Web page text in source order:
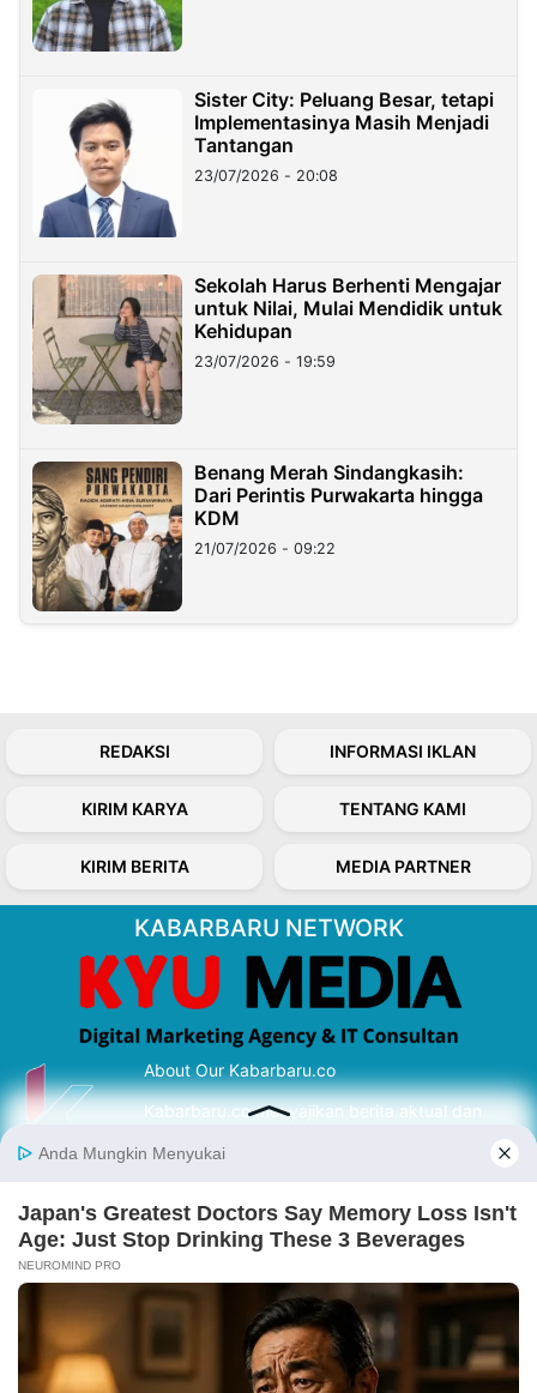
Sister City: Peluang Besar, tetapi
Implementasinya Masih Menjadi
Tantangan
23/07/2026 - 20:08
Sekolah Harus Berhenti Mengajar
untuk Nilai, Mulai Mendidik untuk
Kehidupan
23/07/2026 - 19:59
Benang Merah Sindangkasih:
Dari Perintis Purwakarta hingga
KDM
21/07/2026 - 09:22
REDAKSI INFORMASI IKLAN
KIRIM KARYA TENTANG KAMI
KIRIM BERITA MEDIA PARTNER
KABARBARU NETWORK
About Our Kabarbaru.co
Kabarbaru.co menyajikan berita aktual dan
serta terverifikasi dari sumber yang tepat.
Follow Kabarbaru